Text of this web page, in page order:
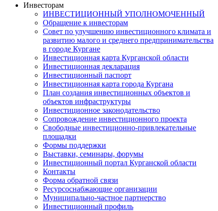
Инвесторам
ИНВЕСТИЦИОННЫЙ УПОЛНОМОЧЕННЫЙ
Обращение к инвесторам
Совет по улучшению инвестиционного климата и
развитию малого и среднего предпринимательства
в городе Кургане
Инвестиционная карта Курганской области
Инвестиционная декларация
Инвестиционный паспорт
Инвестиционная карта города Кургана
План создания инвестиционных объектов и
объектов инфраструктуры
Инвестиционное законодательство
Сопровождение инвестиционного проекта
Свободные инвестиционно-привлекательные
площадки
Формы поддержки
Выставки, семинары, форумы
Инвестиционный портал Курганской области
Контакты
Форма обратной связи
Ресурсоснабжающие организации
Муниципально-частное партнерство
Инвестиционный профиль